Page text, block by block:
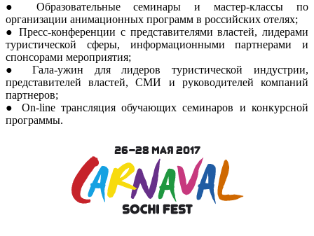
● Образовательные семинары и мастер-классы по
организации анимационных программ в российских отелях;
● Пресс-конференции с представителями властей, лидерами
туристической сферы, информационными партнерами и
спонсорами мероприятия;
● Гала-ужин для лидеров туристической индустрии,
представителей властей, СМИ и руководителей компаний
партнеров;
● On-line трансляция обучающих семинаров и конкурсной
программы.